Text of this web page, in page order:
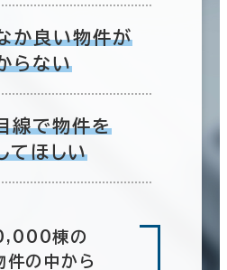
か良い物件が
らない
線で物件を
てほしい
棟の
件の中から